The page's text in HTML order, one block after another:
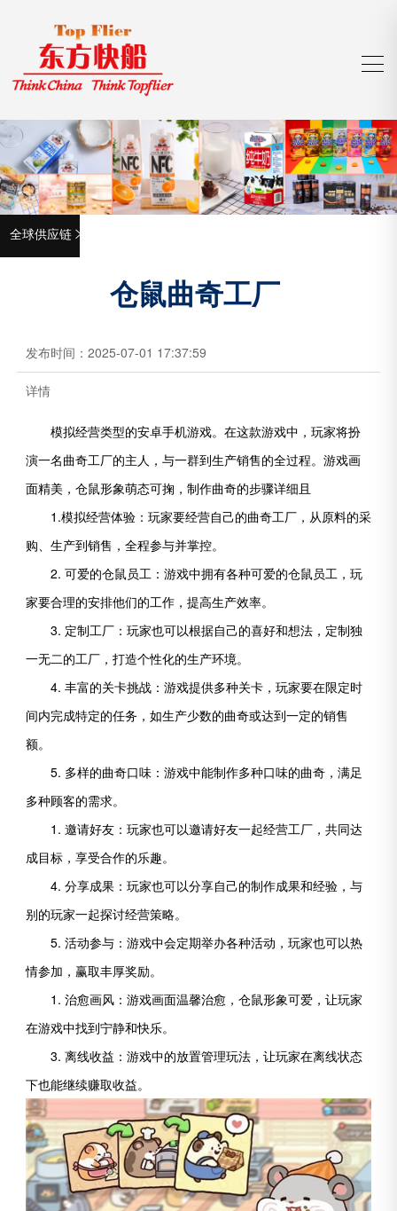
全球供应链 
仓鼠曲奇工厂
发布时间： 2025-07-01 17:37:59
详情
模拟经营类型的安卓手机游戏。在这款游戏中，玩家将扮
演一名曲奇工厂的主人，与一群到生产销售的全过程。游戏画
面精美，仓鼠形象萌态可掬，制作曲奇的步骤详细且
1.模拟经营体验：玩家要经营自己的曲奇工厂，从原料的采
购、生产到销售，全程参与并掌控。
2. 可爱的仓鼠员工：游戏中拥有各种可爱的仓鼠员工，玩
家要合理的安排他们的工作，提高生产效率。
3. 定制工厂：玩家也可以根据自己的喜好和想法，定制独
一无二的工厂，打造个性化的生产环境。
4. 丰富的关卡挑战：游戏提供多种关卡，玩家要在限定时
间内完成特定的任务，如生产少数的曲奇或达到一定的销售
额。
5. 多样的曲奇口味：游戏中能制作多种口味的曲奇，满足
多种顾客的需求。
1. 邀请好友：玩家也可以邀请好友一起经营工厂，共同达
成目标，享受合作的乐趣。
4. 分享成果：玩家也可以分享自己的制作成果和经验，与
别的玩家一起探讨经营策略。
5. 活动参与：游戏中会定期举办各种活动，玩家也可以热
情参加，赢取丰厚奖励。
1. 治愈画风：游戏画面温馨治愈，仓鼠形象可爱，让玩家
在游戏中找到宁静和快乐。
3. 离线收益：游戏中的放置管理玩法，让玩家在离线状态
下也能继续赚取收益。